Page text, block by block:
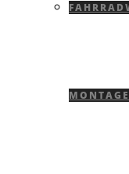
MONTAGE